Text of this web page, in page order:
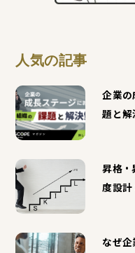
人気の記事
企業の
題と解
昇格・
度設
なぜ